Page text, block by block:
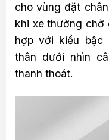
cho vùng đặt
khi xe thường chở
hợp với kiểu bậc
thân dưới nhìn
thanh thoát.